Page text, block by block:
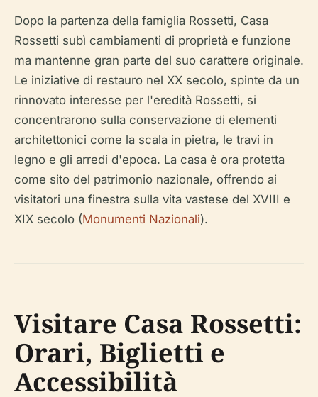
Dopo la partenza della famiglia Rossetti, Casa
Rossetti subì cambiamenti di proprietà e funzione
ma mantenne gran parte del suo carattere originale.
Le iniziative di restauro nel XX secolo, spinte da un
rinnovato interesse per l'eredità Rossetti, si
concentrarono sulla conservazione di elementi
architettonici come la scala in pietra, le travi in
legno e gli arredi d'epoca. La casa è ora protetta
come sito del patrimonio nazionale, offrendo ai
visitatori una finestra sulla vita vastese del XVIII e
XIX secolo (Monumenti Nazionali).
Visitare Casa Rossetti:
Orari, Biglietti e
Accessibilità